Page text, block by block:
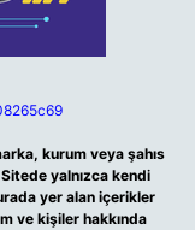
kurum veya şahıs
yalnızca kendi
yer alan içerikler
ve kişiler hakkında